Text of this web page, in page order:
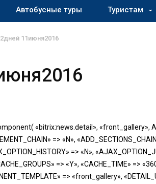
Автобусные туры Туристам
11июня2016
«bitrix:news.detail», «front_gallery»,
=> «N»,
=> «N»,
=> «Y», «CACHE_TIME» =>
=> «front_gallery»,